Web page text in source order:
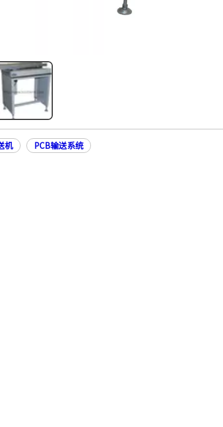
机 PCB输送系统